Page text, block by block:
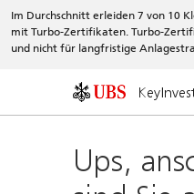
Im Durchschnitt erleiden 7 von 10
mit Turbo-Zertifikaten. Turbo-
und nicht für langfristige
Ups,